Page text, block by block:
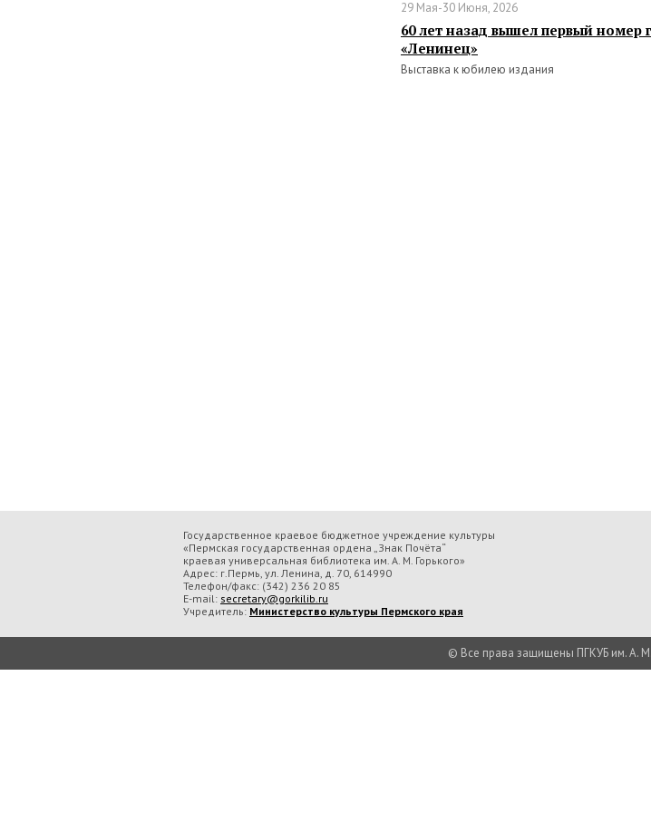
29 Мая-30 Июня, 2026
60 лет назад вышел первый номер
«Ленинец»
Выставка к юбилею издания
Государственное краевое бюджетное учреждение культуры
«Пермская государственная ордена „Знак Почёта“
краевая универсальная библиотека им. А. М. Горького»
Адрес: г.Пермь, ул. Ленина, д. 70, 614990
Телефон/факс: (342) 236 20 85
E-mail: secretary@gorkilib.ru
Учредитель: Министерство культуры Пермского края
© Все права защищены ПГКУБ им. А.
Во время посещения сайта Государственное краевое бюджетное учреждение культуры «Пермская государственная ордена
обрабатываем данные с использованием метрических программ.